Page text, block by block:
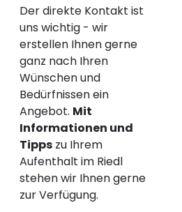
Der direkte Kontakt ist
uns wichtig - wir
erstellen Ihnen gerne
ganz nach Ihren
Wünschen und
Bedürfnissen ein
Angebot. Mit
Informationen und
Tipps zu Ihrem
Aufenthalt im Riedl
stehen wir Ihnen gerne
zur Verfügung.